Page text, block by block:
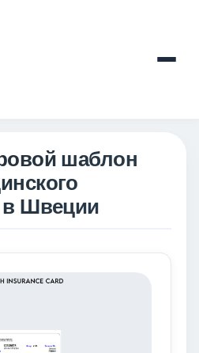
шаблон
в Швеции